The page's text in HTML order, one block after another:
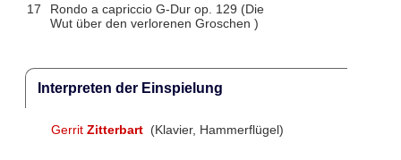
17
Rondo a capriccio G-Dur op. 129 (Die
Wut über den verlorenen Groschen )
Interpreten der Einspielung
Gerrit Zitterbart (Klavier, Hammerflügel)